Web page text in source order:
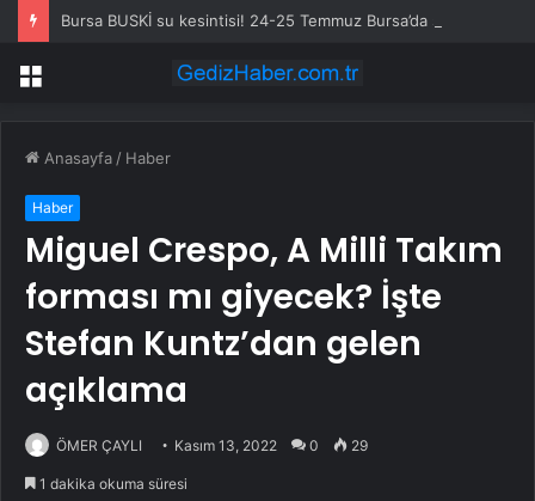
Menü
Anasayfa / Haber
Haber
Miguel Crespo, A Milli Takım
forması mı giyecek? İşte
Stefan Kuntz’dan gelen
açıklama
ÖMER ÇAYLI Kasım 13, 2022 0 29
1 dakika okuma süresi